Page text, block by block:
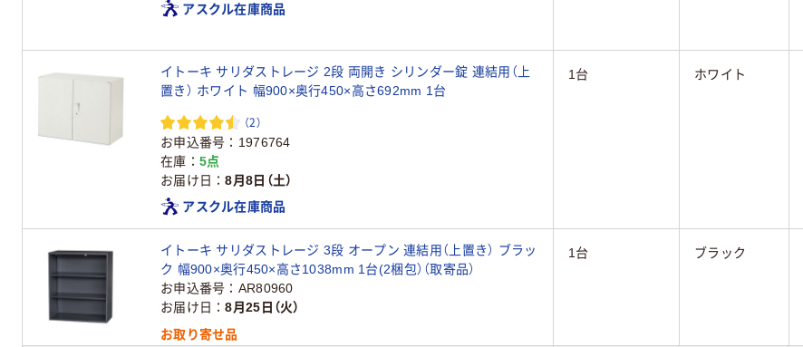
アスクル在庫商品
イトーキ サリダストレージ 2段 両開き シリンダー錠 連結用（上
置き） ホワイト 幅900×奥行450×高さ692mm 1台
（2）
お申込番号
1976764
在庫
5点
お届け日
8月8日（土）
アスクル在庫商品
1台 ホワイト
イトーキ サリダストレージ 3段 オープン 連結用（上置き） ブラッ
ク 幅900×奥行450×高さ1038mm 1台(2梱包）（取寄品）
お申込番号
AR80960
お届け日
8月25日（火）
お取り寄せ品
1台 ブラック